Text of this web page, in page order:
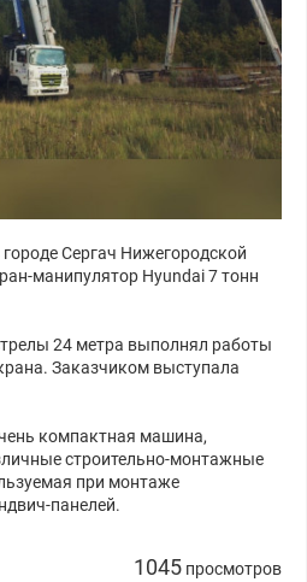
Сергач Нижегородской
манипулятор Hyundai 7 тонн
24 метра выполнял работы
Заказчиком выступала
компактная машина,
строительно-монтажные
при монтаже
панелей.
1045 просмотров